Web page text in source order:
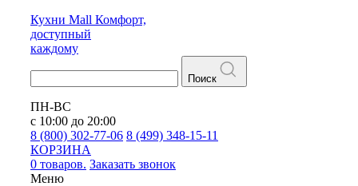
Кухни Mall Комфорт,
доступный
каждому
Поиск
ПН-ВС
с 10:00 до 20:00
8 (800) 302-77-06 8 (499) 348-15-11
КОРЗИНА
0 товаров. Заказать звонок
Меню